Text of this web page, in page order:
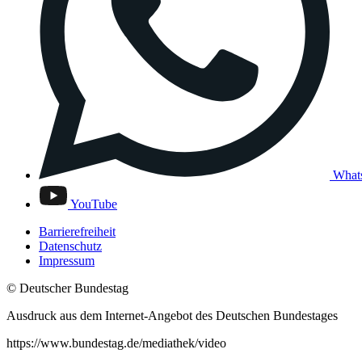
YouTube
Barrierefreiheit
Datenschutz
Impressum
© Deutscher Bundestag
Ausdruck aus dem Internet-Angebot des Deutschen Bundestages
https://www.bundestag.de/mediathek/video